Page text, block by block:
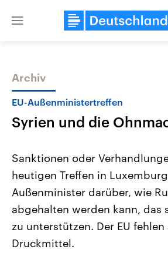
Close
Themen
Landtagswahl Sachsen-Anhalt
2026
Alle Informationen
Sachsen-Anhalt wählt am 6.
September 2026 einen neuen
Bundesland von einer Koalition aus
Archiv
EU-Außenministertreffen
Syrien und die
Sanktionen oder
heutigen Treffen in
Außenminister darüber, wie
abgehalten werden kann, das
zu unterstützen. Der EU
Druckmittel.